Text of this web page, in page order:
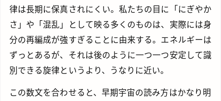
律は長期に保真されにくい。私たちの目に「にぎやか
さ」や「混乱」として映る多くのものは、実際には身
分の再編成が強すぎることに由来する。エネルギーは
ずっとあるが、それは後のように一つ一つ安定して識
別できる旋律というより、うなりに近い。
この数文を合わせると、早期宇宙の読み方はかなり明